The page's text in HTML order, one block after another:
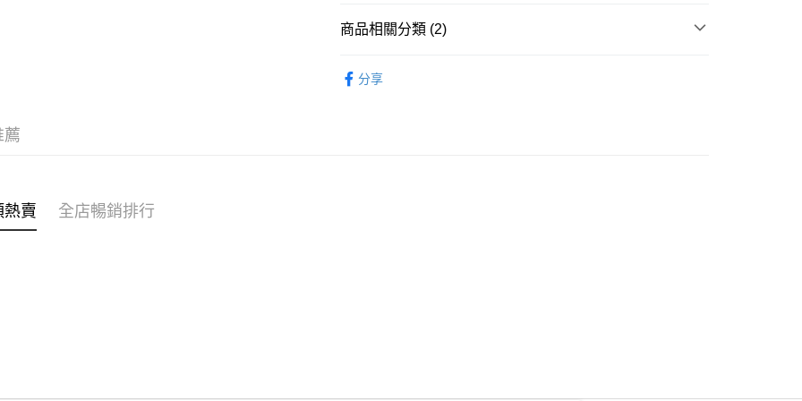
WeChat Pay
送貨方式
商品相關分類 (2)
分享
薦
賣 全店暢銷排行